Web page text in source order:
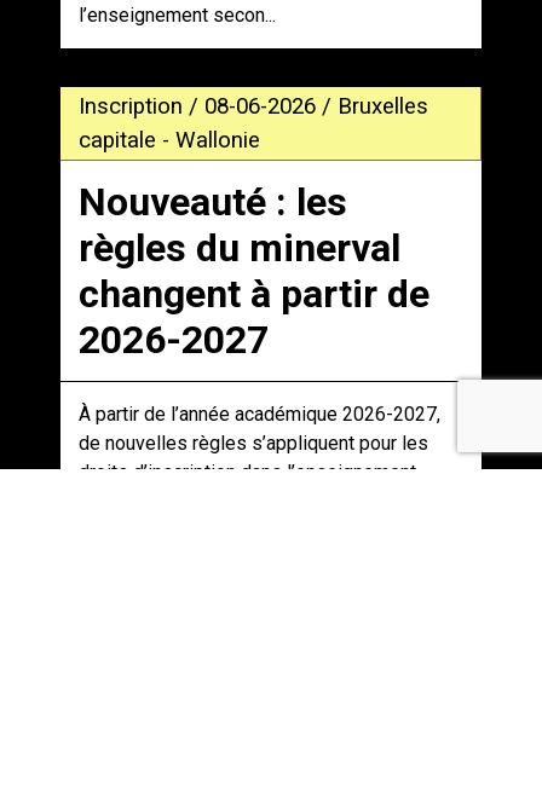
l’enseignement secon...
Inscription / 08-06-2026 / Bruxelles
capitale - Wallonie
Nouveauté : les
règles du minerval
changent à partir de
2026-2027
À partir de l’année académique 2026-2027,
de nouvelles règles s’appliquent pour les
droits d’inscription dans l’enseignement